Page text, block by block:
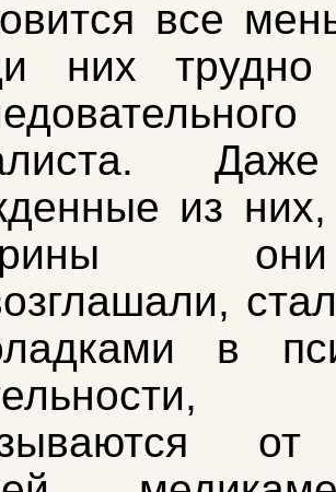
все
них трудно
из
в